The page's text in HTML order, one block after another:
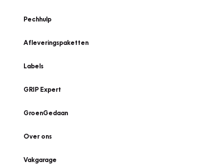
Pechhulp
Afleveringspaketten
Labels
GRIP Expert
GroenGedaan
Over ons
Vakgarage